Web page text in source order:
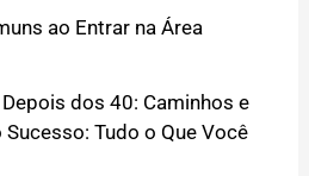
ao Entrar na Área
dos 40: Caminhos e
Tudo o Que Você